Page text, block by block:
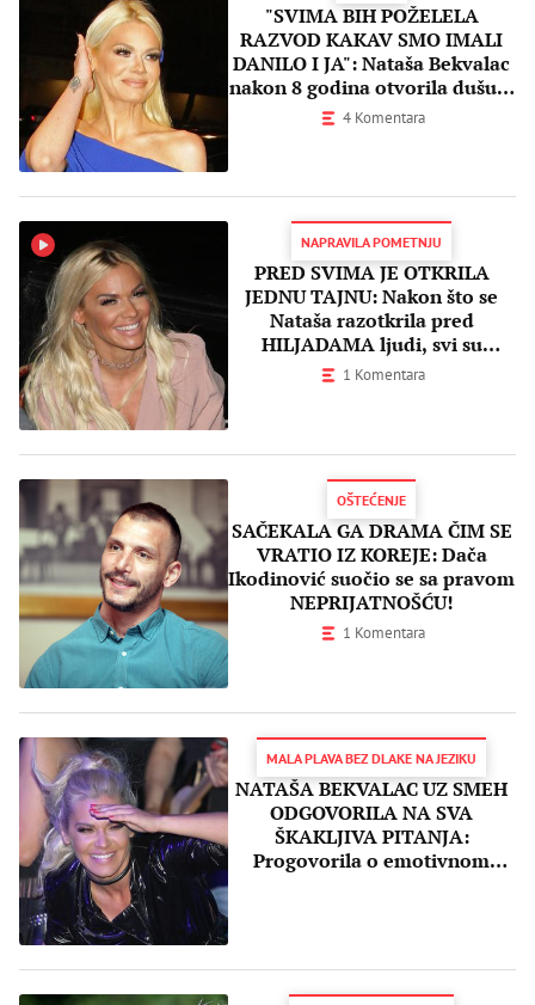
"SVIMA BIH POŽELELA
RAZVOD KAKAV SMO IMALI
DANILO I JA": Nataša Bekvalac
nakon 8 godina otvorila dušu o
Dači Ikodinoviću
4 Komentara
NAPRAVILA POMETNJU
PRED SVIMA JE OTKRILA
JEDNU TAJNU: Nakon što se
Nataša razotkrila pred
HILJADAMA ljudi, svi su
skandirali DAČINO IME!
1 Komentara
OŠTEĆENJE
SAČEKALA GA DRAMA ČIM SE
VRATIO IZ KOREJE: Dača
Ikodinović suočio se sa pravom
NEPRIJATNOŠĆU!
1 Komentara
MALA PLAVA BEZ DLAKE NA JEZIKU
NATAŠA BEKVALAC UZ SMEH
ODGOVORILA NA SVA
ŠKAKLJIVA PITANJA:
Progovorila o emotivnom